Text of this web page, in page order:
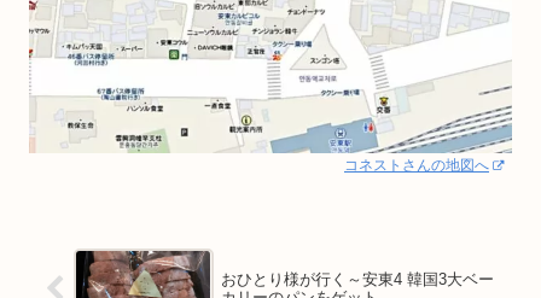
コネストさんの地図へ
おひとり様が行く～安東4 韓国3大ベー